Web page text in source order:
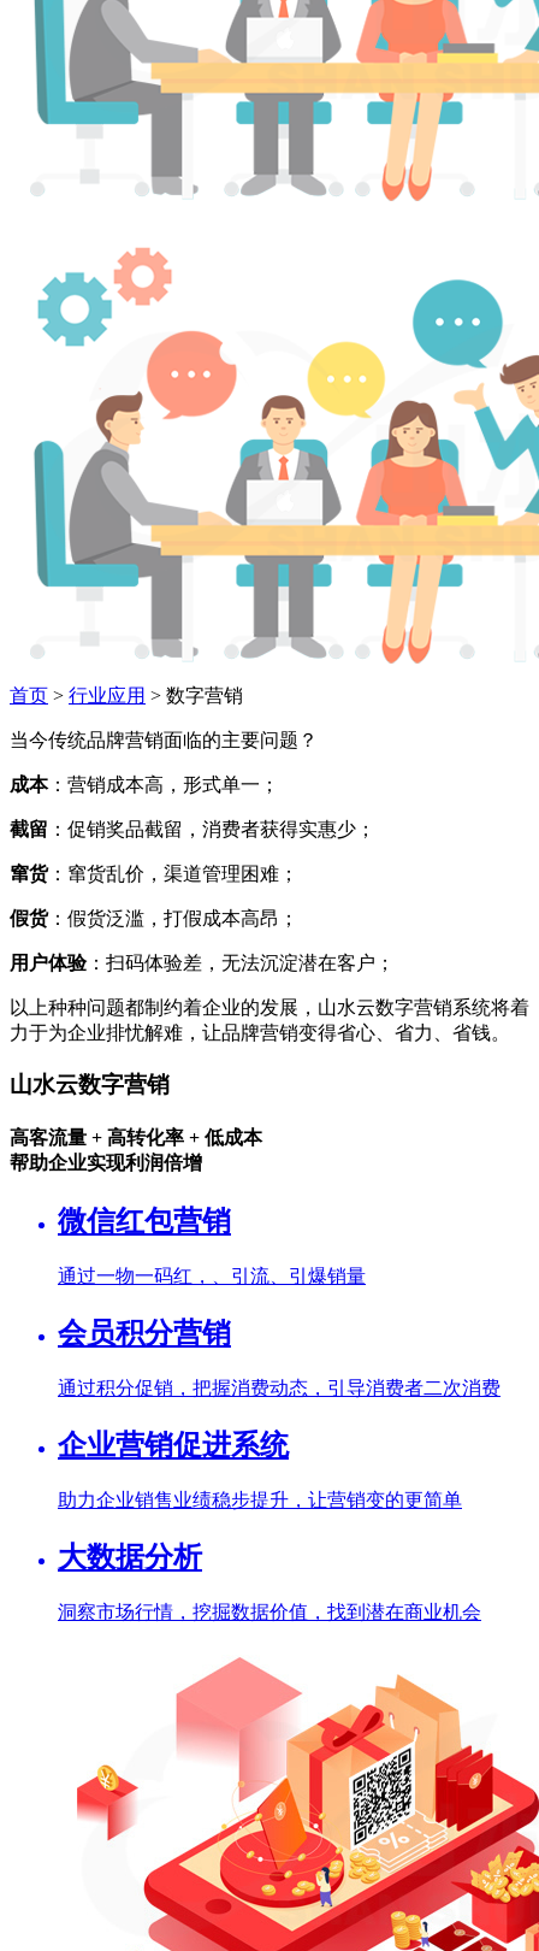
首页 > 行业应用 > 数字营销
当今传统品牌营销面临的主要问题？
成本：营销成本高，形式单一；
截留 ：促销奖品截留，消费者获得实惠少；
窜货：窜货乱价，渠道管理困难；
假货：假货泛滥，打假成本高昂；
用户体验：扫码体验差，无法沉淀潜在客户；
以上种种问题都制约着企业的发展，山水云数字营销系统将着
力于为企业排忧解难，让品牌营销变得省心、省力、省钱。
山水云数字营销
高客流量 + 高转化率 + 低成本
帮助企业实现利润倍增
微信红包营销
通过一物一码红 ， 、引流、引爆销量
会员积分营销
通过积分促销，把握消费动态，引导消费者二次消费
企业营销促进系统
助力企业销售业绩稳步提升，让营销变的更简单
大数据分析
洞察市场行情，挖掘数据价值，找到潜在商业机会